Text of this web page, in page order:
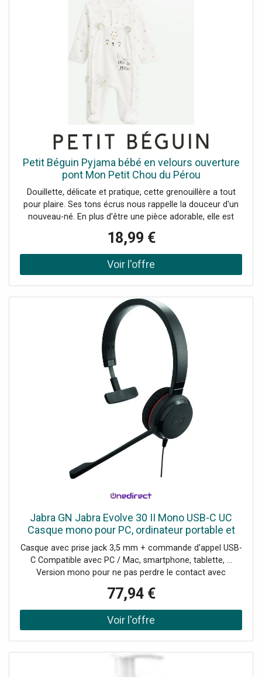
Petit Béguin Pyjama bébé en velours ouverture
pont Mon Petit Chou du Pérou
Douillette, délicate et pratique, cette grenouillère a tout
pour plaire. Ses tons écrus nous rappelle la douceur d'un
nouveau-né. En plus d'être une pièce adorable, elle est
change de bébé grâce à son ouverture pont. Et comment
ne pas fondre pour son visage et ses petites oreilles ? Un
détail qui ajoute une touche de charme irrésistible !
Produit labellisé STANDARD 100 by OEKO-TEX ®(BJ020
Des petites oreilles trop mignonnes En velours tout doux
Photos non contractuelles : les visuels sont fournis à titre
illustratif. Les accessoires visibles ne sont pas inclus,
l'offre concerne uniquement les pièces mentionnées dans
18,99 €
Jabra GN Jabra Evolve 30 II Mono USB-C UC
Casque mono pour PC, ordinateur portable et
smartphone (USB-C & jack 3,5mm) pour la
maison et le bureau.
Casque avec prise jack 3,5 mm + commande d'appel USB-
C Compatible avec PC / Mac, smartphone, tablette, ...
Version mono pour ne pas perdre le contact avec
confortable et léger, avec coussinets d'oreille en similicuir
Plug & Play : installation facile Compatible avec les
principales applications UC
77,94 €